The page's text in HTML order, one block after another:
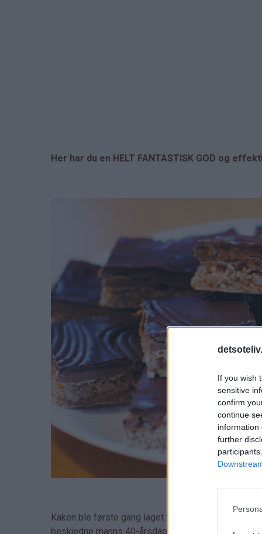
If you wish
sensitive
confirm
continue
information
further
Her har du en HELT FANTASTISK GOD og
Kaken ble første gang laget til min manns 40-
beskjedne manns 40-årsdag
). Det er en egen